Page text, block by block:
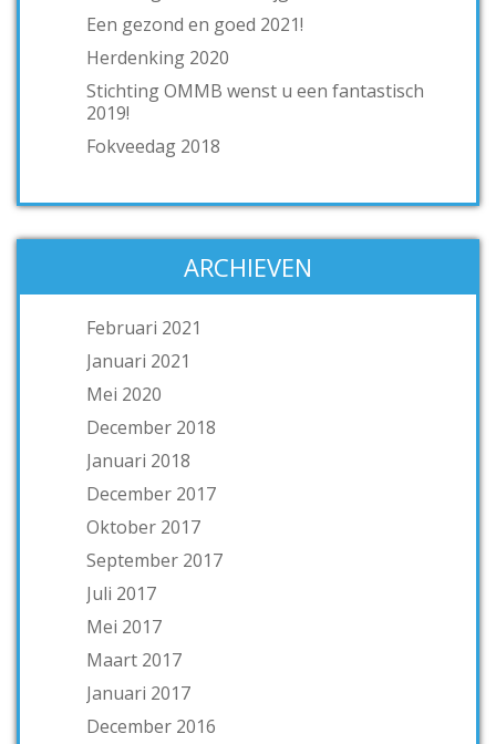
Een gezond en goed 2021!
Herdenking 2020
Stichting OMMB wenst u een fantastisch
2019!
Fokveedag 2018
ARCHIEVEN
Februari 2021
Januari 2021
Mei 2020
December 2018
Januari 2018
December 2017
Oktober 2017
September 2017
Juli 2017
Mei 2017
Maart 2017
Januari 2017
December 2016